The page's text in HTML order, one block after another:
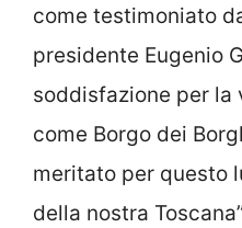
come testimoniato
presidente Eugenio
soddisfazione per
come Borgo dei
meritato per questo
della nostra